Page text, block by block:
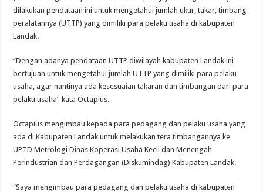
dilakukan pendataan ini untuk mengetahui jumlah ukur, takar, timbang
peralatannya (UTTP) yang dimiliki para pelaku usaha di kabupaten
Landak.
“Dengan adanya pendataan UTTP diwilayah kabupaten Landak ini
bertujuan untuk mengetahui jumlah UTTP yang dimiliki para pelaku
usaha, agar nantinya ada kesesuaian takaran dan timbangan dari para
pelaku usaha” kata Octapius.
Octapius mengimbau kepada para pedagang dan pelaku usaha yang
ada di Kabupaten Landak untuk melakukan tera timbangannya ke
UPTD Metrologi Dinas Koperasi Usaha Kecil dan Menengah
Perindustrian dan Perdagangan (Diskumindag) Kabupaten Landak.
“Saya mengimbau para pedagang dan pelaku usaha di kabupaten